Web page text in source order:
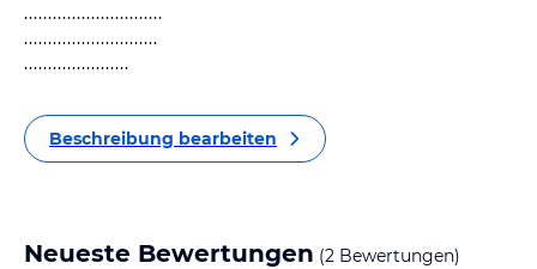
.............................
............................
......................
Beschreibung bearbeiten
Neueste Bewertungen (2 Bewertungen)